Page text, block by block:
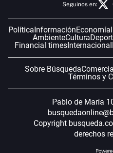
Seguinos en:
PolíticaInformaciónEconomía
AmbienteCultura
Financial timesInternacional
Sobre Búsqueda
Términos y
Pablo de María
Copyright
derechos